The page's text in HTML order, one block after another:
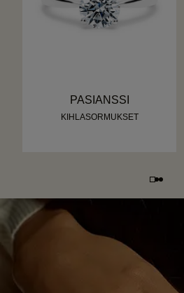
PASIANSSI
KIHLASORMUKSET